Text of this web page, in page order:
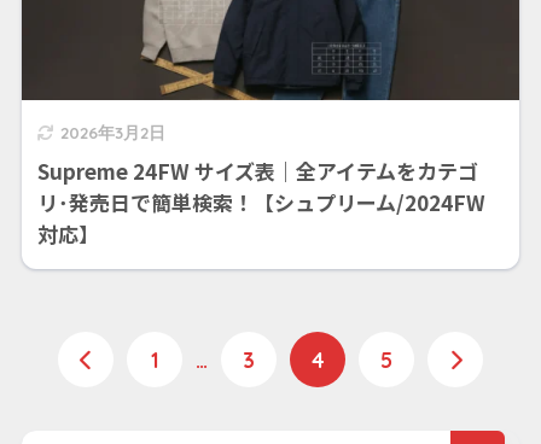
2026年3月2日
Supreme 24FW サイズ表｜全アイテムをカテゴ
リ･発売日で簡単検索！【シュプリーム/2024FW
対応】
1 … 3 4 5